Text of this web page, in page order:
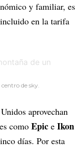
y familiar, es
en la tarifa
de sky.
aprovechan
como Epic e Ikon
días. Por esta